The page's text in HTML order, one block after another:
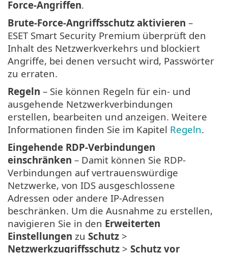
Force-Angriffen.
Brute-Force-Angriffsschutz aktivieren –
ESET Smart Security Premium überprüft den
Inhalt des Netzwerkverkehrs und blockiert
Angriffe, bei denen versucht wird, Passwörter
zu erraten.
Regeln – Sie können Regeln für ein- und
ausgehende Netzwerkverbindungen
erstellen, bearbeiten und anzeigen. Weitere
Informationen finden Sie im Kapitel Regeln.
Eingehende RDP-Verbindungen
einschränken – Damit können Sie RDP-
Verbindungen auf vertrauenswürdige
Netzwerke, von IDS ausgeschlossene
Adressen oder andere IP-Adressen
beschränken. Um die Ausnahme zu erstellen,
navigieren Sie in den Erweiterten
Einstellungen zu Schutz >
Netzwerkzugriffsschutz > Schutz vor